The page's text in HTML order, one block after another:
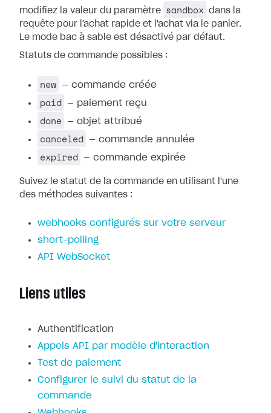
modifiez la valeur du paramètre
sandbox
dans la
requête pour l'achat rapide et l'achat via le panier.
Le mode bac à sable est désactivé par défaut.
Statuts de commande possibles :
new — commande créée
paid — paiement reçu
done — objet attribué
canceled — commande annulée
expired — commande expirée
Suivez le statut de la commande en utilisant l'une
des méthodes suivantes :
webhooks configurés sur votre serveur
short-polling
API WebSocket
Liens utiles
Authentification
Appels API par modèle d'interaction
Test de paiement
Configurer le suivi du statut de la
commande